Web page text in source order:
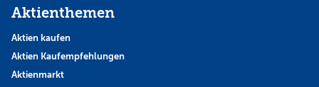
Aktienthemen
Aktien kaufen
Aktien Kaufempfehlungen
Aktienmarkt